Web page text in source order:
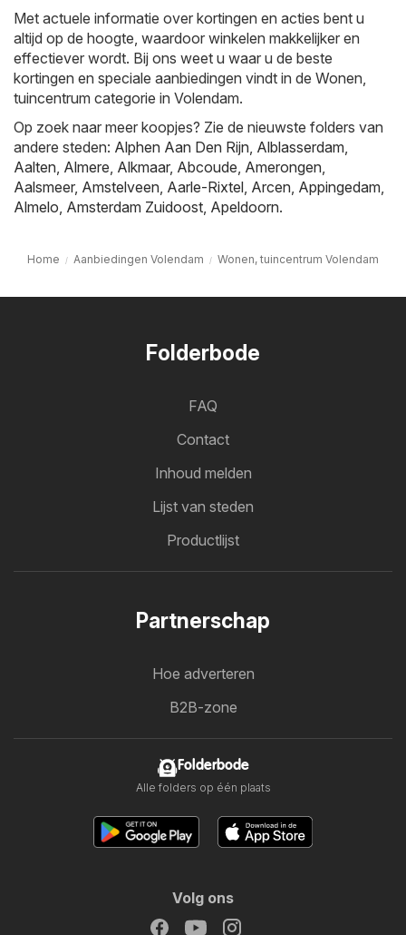
Met actuele informatie over kortingen en acties bent u
altijd op de hoogte, waardoor winkelen makkelijker en
effectiever wordt. Bij ons weet u waar u de beste
kortingen en speciale aanbiedingen vindt in de Wonen,
tuincentrum categorie in Volendam.
Op zoek naar meer koopjes? Zie de nieuwste folders van
andere steden: Alphen Aan Den Rijn, Alblasserdam,
Aalten, Almere, Alkmaar, Abcoude, Amerongen,
Aalsmeer, Amstelveen, Aarle-Rixtel, Arcen, Appingedam,
Almelo, Amsterdam Zuidoost, Apeldoorn.
Home Aanbiedingen Volendam Wonen, tuincentrum Volendam
Folderbode
FAQ
Contact
Inhoud melden
Lijst van steden
Productlijst
Partnerschap
Hoe adverteren
B2B-zone
Folderbode
Alle folders op één plaats
Volg ons